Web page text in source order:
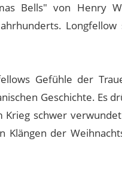
Bells" von Henry
Gefühle der
Geschichte. Es
Krieg schwer
der